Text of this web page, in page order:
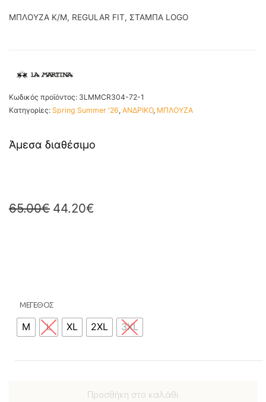
ΜΠΛΟΥΖΑ K/M, REGULAR FIT, ΣΤΑΜΠΑ LOGO
Κωδικός προϊόντος: 3LMMCR304-72-1
Κατηγορίες: Spring Summer '26, ΑΝΔΡΙΚΟ, ΜΠΛΟΥΖΑ
Άμεσα διαθέσιμο
65.00€ 44.20€
ΜΕΓΕΘΟΣ
M L XL 2XL 3XL
Προσθήκη στο καλάθι